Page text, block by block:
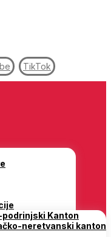
TikTok
Kanton
neretvanski kanton